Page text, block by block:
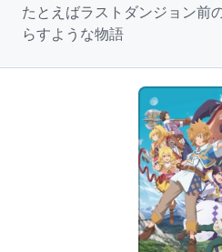
たとえばラストダンジョン前
らすような物語